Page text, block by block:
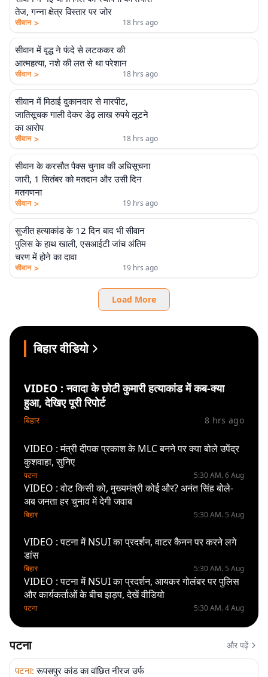
तेज, गन्ना क्षेत्र विस्तार पर जोर
सीवान > 18 hrs ago
सीवान में वृद्ध ने फंदे से लटककर की
आत्महत्या, नशे की लत से था परेशान
सीवान > 18 hrs ago
सीवान में मिठाई दुकानदार से मारपीट,
जातिसूचक गाली देकर डेढ़ लाख रुपये लूटने
का आरोप
सीवान > 18 hrs ago
सीवान के करसौत पैक्स चुनाव की अधिसूचना
जारी, 1 सितंबर को मतदान और उसी दिन
मतगणना
सीवान > 19 hrs ago
सुजीत हत्याकांड के 12 दिन बाद भी सीवान
पुलिस के हाथ खाली, एसआईटी जांच अंतिम
चरण में होने का दावा
सीवान > 19 hrs ago
Load More
बिहार वीडियो
VIDEO : नवादा के छोटी कुमारी हत्याकांड में कब-क्या
हुआ, देखिए पूरी रिपोर्ट
बिहार 8 hrs ago
VIDEO : मंत्री दीपक प्रकाश के MLC बनने पर क्या बोले उपेंद्र
कुशवाहा, सुनिए
पटना 5:30 AM. 6 Aug
VIDEO : वोट किसी को, मुख्यमंत्री कोई और? अनंत सिंह बोले-
अब जनता हर चुनाव में देगी जवाब
बिहार 5:30 AM. 5 Aug
VIDEO : पटना में NSUI का प्रदर्शन, वाटर कैनन पर करने लगे
डांस
बिहार 5:30 AM. 5 Aug
VIDEO : पटना में NSUI का प्रदर्शन, आयकर गोलंबर पर पुलिस
और कार्यकर्ताओं के बीच झड़प, देखें वीडियो
पटना 5:30 AM. 4 Aug
पटना और पढ़ें
पटना: रूपसपुर कांड का वांछित नीरज उर्फ